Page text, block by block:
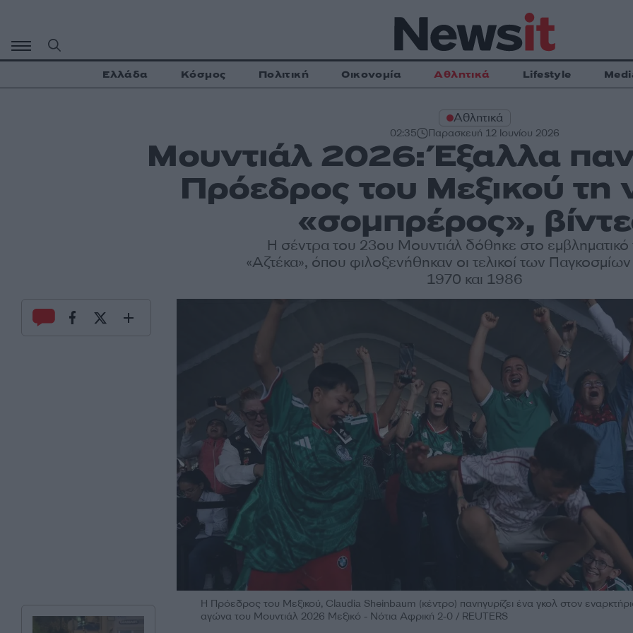
περιεχόμενο
Ελλάδα Κόσμος Πολιτική Οικονομία Αθλητικά Lifestyle
Αθλητικά
02:35 Παρασκευή 12 Ιουνίου 2026
Μουντιάλ 2026: Έξαλλα
Πρόεδρος του Μεξικού τη
«σομπρέρος»,
Η σέντρα του 23ου Μουντιάλ δόθηκε στο
«Αζτέκα», όπου φιλοξενήθηκαν οι τελικοί των
1970 και 1986
Η Πρόεδρος του Μεξικού, Claudia Sheinbaum (κέντρο) πανηγυρίζει ένα γκολ στον
αγώνα του Μουντιάλ 2026 Μεξικό - Νότια Αφρική 2-0 / REUTERS